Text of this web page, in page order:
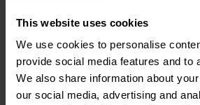
This website uses cookies
We use cookies to personalise
provide social media features and to
We also share information about
our social media, advertising and
+47 922 90 290
Anders Bugge